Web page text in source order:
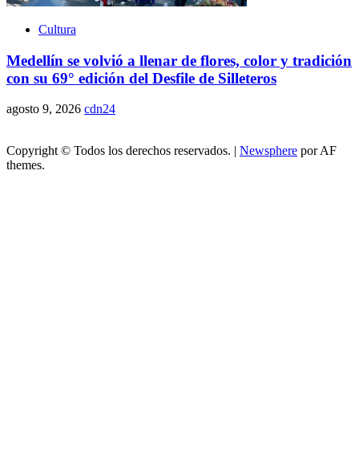
Cultura
Medellín se volvió a llenar de flores, color y tradición
con su 69° edición del Desfile de Silleteros
agosto 9, 2026 cdn24
Copyright © Todos los derechos reservados. | Newsphere por AF
themes.